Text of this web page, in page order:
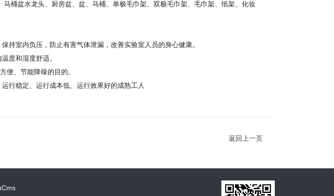
马桶盆水龙头、厨房盆、盆、马桶、单极毛巾架、双极毛巾架、毛巾架、纸架、化妆
持室内负压，防止有害气体泄漏，改善实验室人员的身心健康。
度和湿度舒适。
便、节能降噪的目的。
行稳定、运行成本低、运行效果好的成熟工人
返回上一页